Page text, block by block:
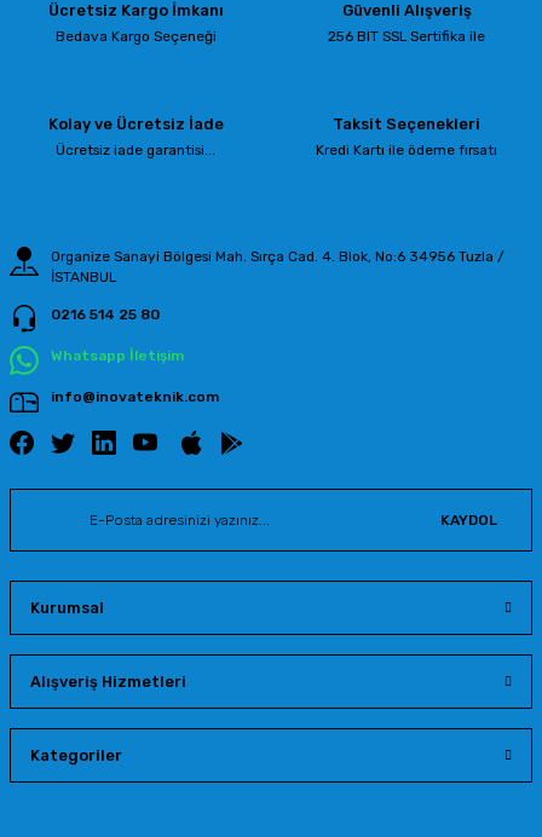
Ürün resmi kalitesiz, bozuk veya görüntülenemiyor.
Ürün fiyatı diğer sitelerden daha pahalı.
Ücretsiz Kargo İmkanı
Bedava Kargo Seçeneği
Güvenli Alışveriş
256 BIT SSL Sertifika ile
Kolay ve Ücretsiz İade
Ücretsiz iade garantisi...
Taksit Seçenekleri
Kredi Kartı ile ödeme fırsatı
Organize Sanayi Bölgesi Mah. Sırça Cad. 4. Blok, No:6 34956 Tuzla /
İSTANBUL
0216 514 25 80
Whatsapp İletişim
info@inovateknik.com
KAYDOL
Kurumsal
Alışveriş Hizmetleri
Kategoriler